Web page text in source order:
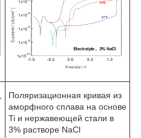
Поляризационная кривая из
аморфного сплава на основе
Ti и нержавеющей стали в
3% растворе NaCl